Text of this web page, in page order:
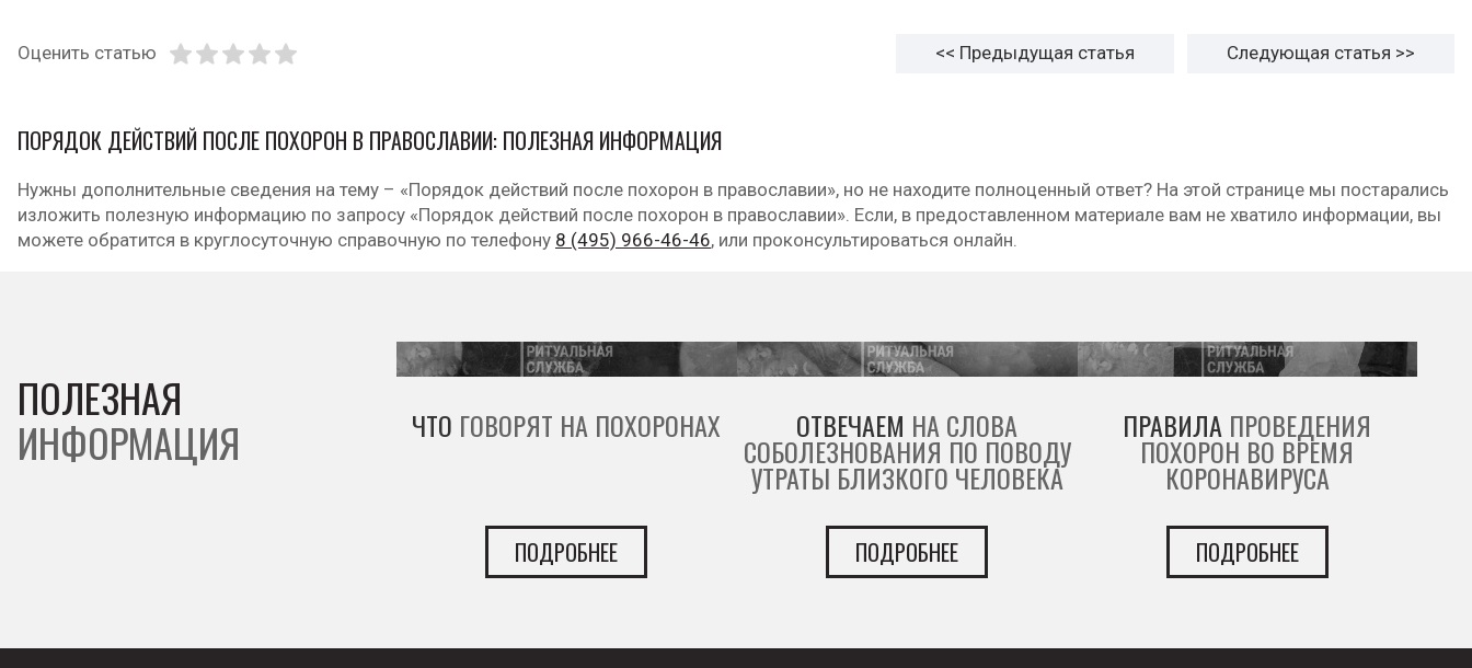
Оценить статью << Предыдущая статья Следующая статья >>
ПОРЯДОК ДЕЙСТВИЙ ПОСЛЕ ПОХОРОН В ПРАВОСЛАВИИ: ПОЛЕЗНАЯ ИНФОРМАЦИЯ
Нужны дополнительные сведения на тему – «Порядок действий после похорон в православии», но не находите полноценный ответ? На этой странице мы постарались
изложить полезную информацию по запросу «Порядок действий после похорон в православии». Если, в предоставленном материале вам не хватило информации, вы
можете обратится в круглосуточную справочную по телефону 8 (495) 966-46-46, или проконсультироваться онлайн.
ПОЛЕЗНАЯ
ИНФОРМАЦИЯ ЧТО ГОВОРЯТ НА ПОХОРОНАХ
ПОДРОБНЕЕ
ОТВЕЧАЕМ НА СЛОВА
СОБОЛЕЗНОВАНИЯ ПО ПОВОДУ
УТРАТЫ БЛИЗКОГО ЧЕЛОВЕКА
ПОДРОБНЕЕ
ПРАВИЛА ПРОВЕДЕНИЯ
ПОХОРОН ВО ВРЕМЯ
КОРОНАВИРУСА
ПОДРОБНЕЕ